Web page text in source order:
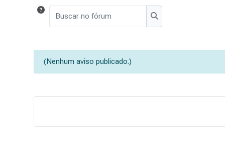
Buscar no fórum
(Nenhum aviso publicado.)